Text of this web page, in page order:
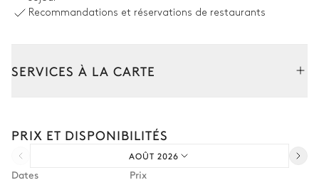
Dimensions : L = 25m, l = 15m
Coin piscine - Guest House
6Transats
Parasol
Piscine
Recommandations et réservations de restaurants
SERVICES À LA CARTE
Location de voiture
PRIX ET DISPONIBILITÉS
AOÛT 2026
Dates
Prix